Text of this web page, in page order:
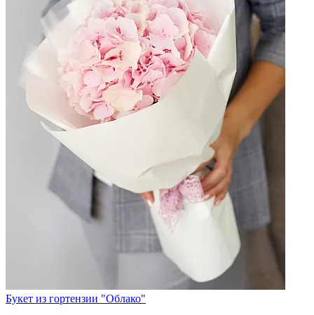
Букет из гортензии "Облако"